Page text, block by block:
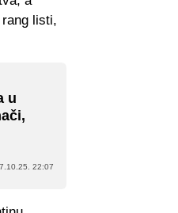
listi,
u
22:07